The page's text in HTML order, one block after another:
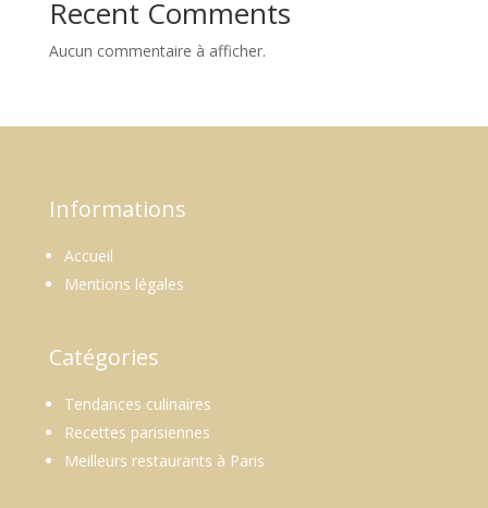
Recent Comments
Aucun commentaire à afficher.
Informations
Accueil
Mentions légales
Catégories
Tendances culinaires
Recettes parisiennes
Meilleurs restaurants à Paris